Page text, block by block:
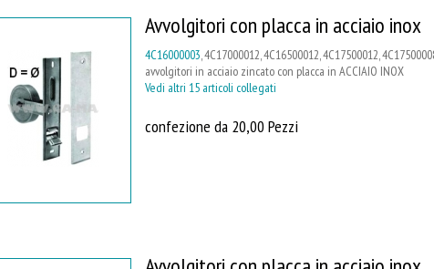
Avvolgitori con placca in acciaio inox
4C16000003, 4C17000012, 4C16500012, 4C17500012,
avvolgitori in acciaio zincato con placca in ACCIAIO INOX
Vedi altri 15 articoli collegati
confezione da 20,00 Pezzi